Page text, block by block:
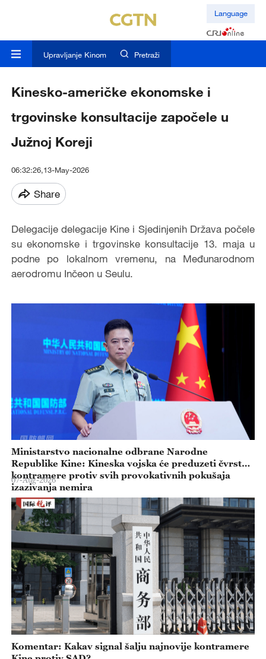
Language
Upravljanje Kinom Pretraži
Kinesko-američke ekonomske i
trgovinske konsultacije započele u
Južnoj Koreji
06:32:26,13-May-2026
Share
Delegacije delegacije Kine i Sjedinjenih Država počele
su ekonomske i trgovinske konsultacije 13. maja u
podne po lokalnom vremenu, na Međunarodnom
aerodromu Inčeon u Seulu.
Ministarstvo nacionalne odbrane Narodne
Republike Kine: Kineska vojska će preduzeti čvrste
kontramere protiv svih provokativnih pokušaja
izazivanja nemira
07-Aug-2026
Komentar: Kakav signal šalju najnovije kontramere